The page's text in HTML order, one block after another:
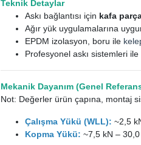
Teknik Detaylar
Askı bağlantısı için kafa
Ağır yük uygulamalarına
EPDM izolasyon, boru ile
Profesyonel askı sistemleri ile
Mekanik Dayanım (Genel
Not: Değerler ürün çapına, montaj
Çalışma Yükü (WLL): ~2,5
Kopma Yükü: ~7,5 kN – 30,0